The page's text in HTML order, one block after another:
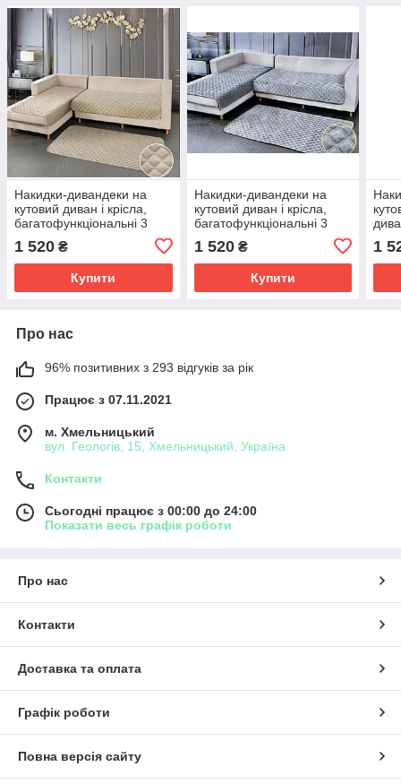
Накидки-дивандеки на
кутовий диван і крісла,
багатофункціональні 3
1 520 ₴
Купити
Накидки-дивандеки на
кутовий диван і крісла,
багатофункціональні 3
1 520₴
Купити
1
Про нас
96% позитивних з 293 відгуків за рік
Працює з 07.11.2021
м. Хмельницький
вул. Геологів, 15, Хмельницький, Україна
Контакти
Сьогодні працює з 00:00 до 24:00
Показати весь графік роботи
Про нас
Контакти
Доставка та оплата
Графік роботи
Повна версія сайту